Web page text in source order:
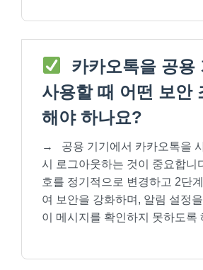
카카오톡을 공용
사용할 때 어떤 보안
해야 하나요?
→
공용 기기에서 카카오톡을
시 로그아웃하는 것이 중요합니
호를 정기적으로 변경하고 2단
여 보안을 강화하며, 알림 설정
이 메시지를 확인하지 못하도록